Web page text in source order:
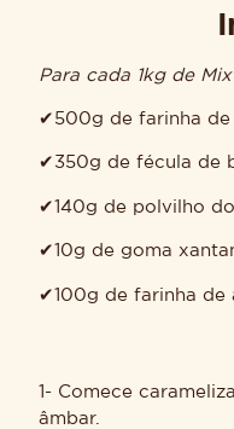
Para cada 1kg de
✔500g de farinha de
✔350g de fécula de
✔140g de polvilho
✔10g de goma
✔100g de farinha de
1- Comece
âmbar.